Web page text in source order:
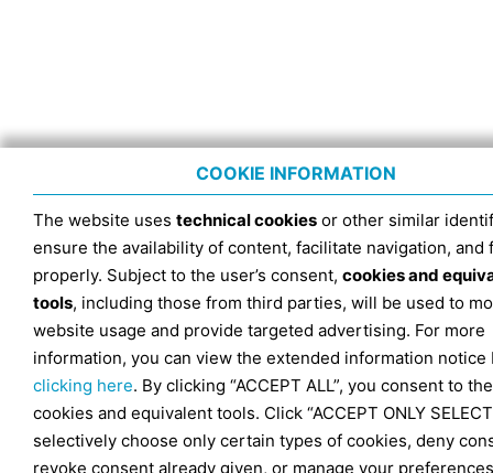
COOKIE INFORMATION
The website uses technical cookies or other similar
ensure the availability of content, facilitate navigation, and
properly. Subject to the user’s consent, cookies and
tools, including those from third parties, will be used to
website usage and provide targeted advertising. For more
information, you can view the extended information notice
clicking here. By clicking “ACCEPT ALL”, you consent to
cookies and equivalent tools. Click “ACCEPT ONLY
selectively choose only certain types of cookies, deny
revoke consent already given, or manage your